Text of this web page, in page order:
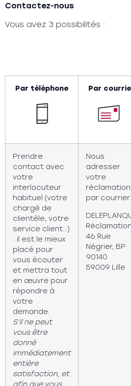
Contactez-nous
Vous avez 3 possibilités :
Par téléphone Par
Prendre
contact avec
votre
interlocuteur
habituel (votre
chargé de
clientèle, votre
service client…)
: il est le mieux
placé pour
vous écouter
et mettra tout
en œuvre pour
répondre à
votre
demande.
S’il ne peut
vous être
donné
immédiatement
entière
satisfaction, et
afin que vous
Nous
adresser
votre
réclamation
par courrier
46 Rue
Négrier, BP
90140
59009 Lille